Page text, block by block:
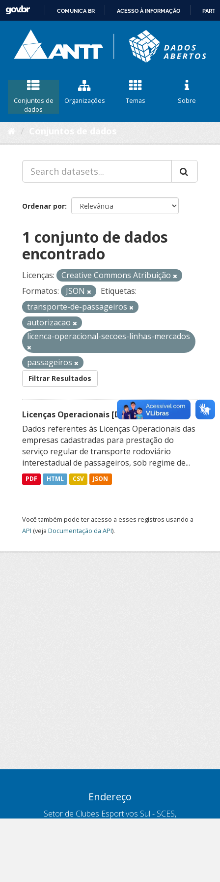
CONTEÚDO
COMUNICA BR ACESSO À INFORMAÇÃO
Conjuntos de
dados
Organizações Temas Sobre
Ordenar por
1 conjunto de dados
encontrado
Licenças:
Creative Commons Atribuição
Formatos:
JSON
Etiquetas:
transporte-de-passageiros
autorizacao
licenca-operacional-secoes-linhas-mercados
passageiros
Filtrar Resultados
Licenças Operacionais [Descontinuado]
Dados referentes às Licenças Operacionais das
empresas cadastradas para prestação do
serviço regular de transporte rodoviário
interestadual de passageiros, sob regime de...
PDF HTML CSV JSON
Você também pode ter acesso a esses registros usando a
API (veja Documentação da API).
Endereço
Setor de Clubes Esportivos Sul - SCES,